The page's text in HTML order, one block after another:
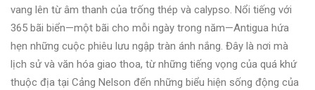
vang lên từ âm thanh của trống thép và calypso. Nổi tiếng với
365 bãi biển—một bãi cho mỗi ngày trong năm—Antigua hứa
hẹn những cuộc phiêu lưu ngập tràn ánh nắng. Đây là nơi mà
lịch sử và văn hóa giao thoa, từ những tiếng vọng của quá khứ
thuộc địa tại Cảng Nelson đến những biểu hiện sống động của